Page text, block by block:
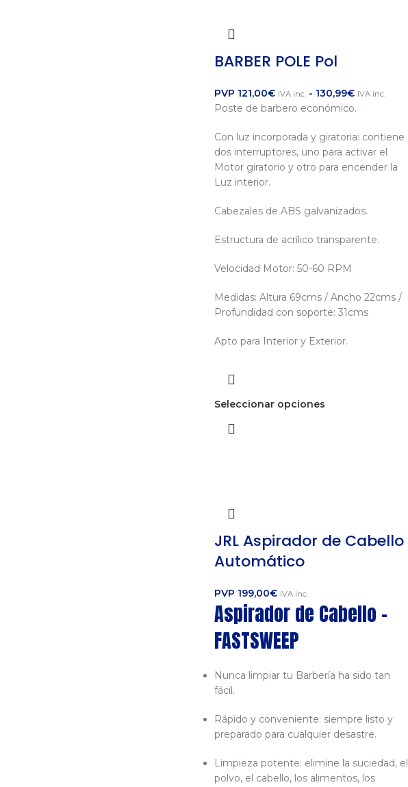
BARBER POLE Pol
PVP 121,00€ IVA inc. - 130,99€ IVA inc.
Poste de barbero económico.
Con luz incorporada y giratoria: contiene
dos interruptores, uno para activar el
Motor giratorio y otro para encender la
Luz interior.
Cabezales de ABS galvanizados.
Estructura de acrílico transparente.
Velocidad Motor: 50-60 RPM
Medidas: Altura 69cms / Ancho 22cms /
Profundidad con soporte: 31cms
Apto para Interior y Exterior.
Seleccionar opciones
JRL Aspirador de Cabello
Automático
PVP 199,00€ IVA inc.
Aspirador de Cabello -
FASTSWEEP
Nunca limpiar tu Barbería ha sido tan
fácil.
Rápido y conveniente: siempre listo y
preparado para cualquier desastre.
Limpieza potente: elimine la suciedad, el
polvo, el cabello, los alimentos, los